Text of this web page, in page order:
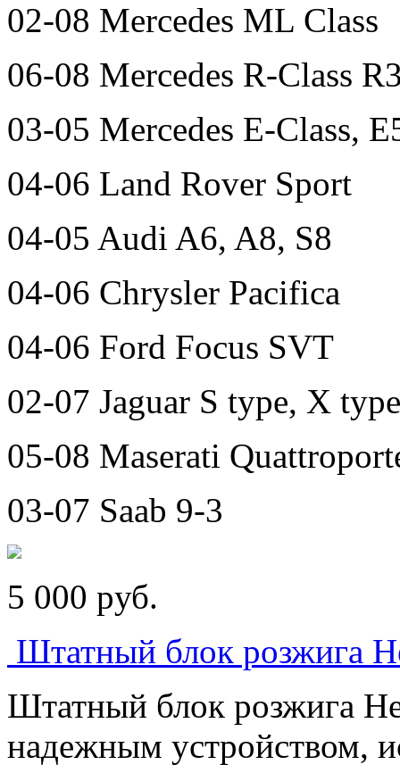
02-08 Mercedes ML Class
06-08 Mercedes R-Class
03-05 Mercedes E-Class,
04-06 Land Rover Sport
04-05 Audi A6, A8, S8
04-06 Chrysler Pacifica
04-06 Ford Focus SVT
02-07 Jaguar S type, X type
05-08 Maserati
03-07 Saab 9-3
5 000 pуб.
Штатный блок розжига
Штатный блок розжига
надежным устройством,